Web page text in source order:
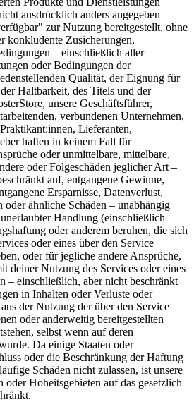
ausdrücklich anders angegeben –
zur Nutzung bereitgestellt, ohne
konkludente Zusicherungen,
– einschließlich aller
oder Bedingungen der
Qualität, der Eignung für
Haltbarkeit, des Titels und der
unsere Geschäftsführer,
verbundenen Unternehmen,
Lieferanten,
haften in keinem Fall für
oder unmittelbare, mittelbare,
oder Folgeschäden jeglicher Art –
auf, entgangene Gewinne,
Ersparnisse, Datenverlust,
oder ähnliche Schäden – unabhängig
Handlung (einschließlich
oder anderem beruhen, die sich
oder eines über den Service
oder für jegliche andere Ansprüche,
deiner Nutzung des Services oder eines
– einschließlich, aber nicht beschränkt
in Inhalten oder Verluste oder
der Nutzung der über den Service
oder anderweitig bereitgestellten
selbst wenn auf deren
Da einige Staaten oder
oder die Beschränkung der Haftung
Schäden nicht zulassen, ist unsere
oder Hoheitsgebieten auf das gesetzlich